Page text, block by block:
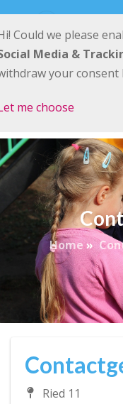
Home»
Ried 11
Could we please
Media &
your consent
me choose